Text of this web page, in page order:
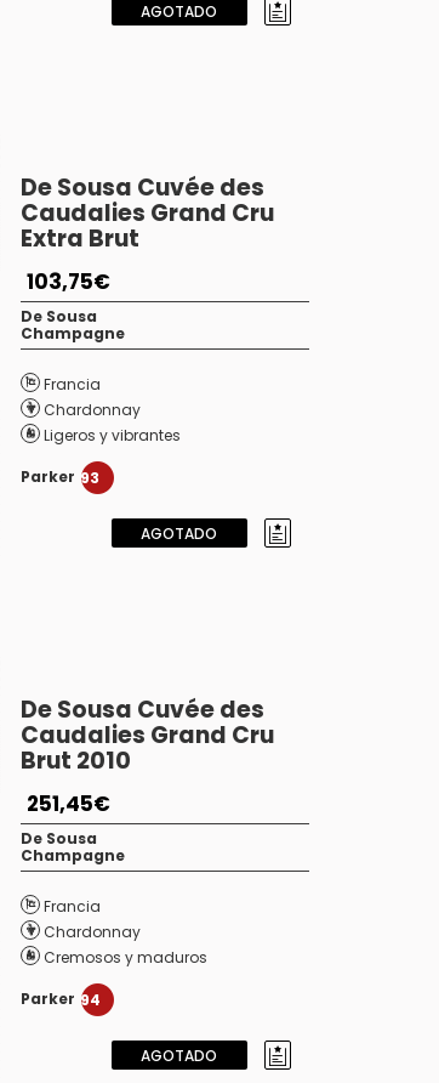
AGOTADO
De Sousa Cuvée des
Caudalies Grand Cru
Extra Brut
103,75€
De Sousa
Champagne
Francia
Chardonnay
Ligeros y vibrantes
Parker 93
AGOTADO
De Sousa Cuvée des
Caudalies Grand Cru
Brut 2010
251,45€
De Sousa
Champagne
Francia
Chardonnay
Cremosos y maduros
Parker 94
AGOTADO